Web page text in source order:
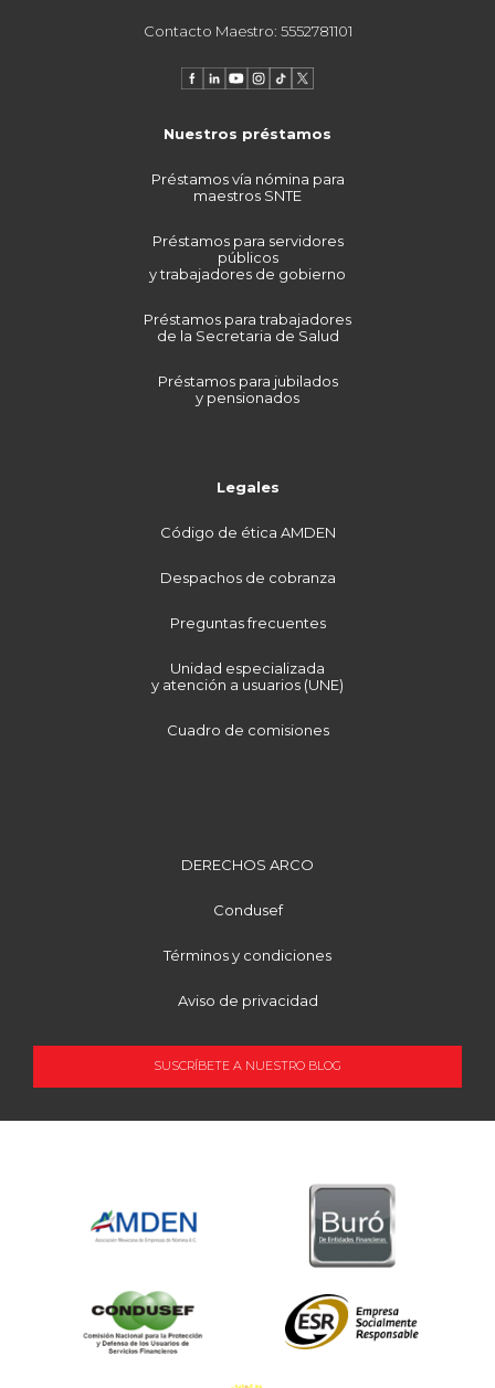
Contacto Maestro: 5552781101
Nuestros préstamos
Préstamos vía nómina para
maestros SNTE
Préstamos para servidores
públicos
y trabajadores de gobierno
Préstamos para trabajadores
de la Secretaria de Salud
Préstamos para jubilados
y pensionados
Legales
Código de ética AMDEN
Despachos de cobranza
Preguntas frecuentes
Unidad especializada
y atención a usuarios (UNE)
Cuadro de comisiones
DERECHOS ARCO
Condusef
Términos y condiciones
Aviso de privacidad
SUSCRÍBETE A NUESTRO BLOG
OCUPACIÓN